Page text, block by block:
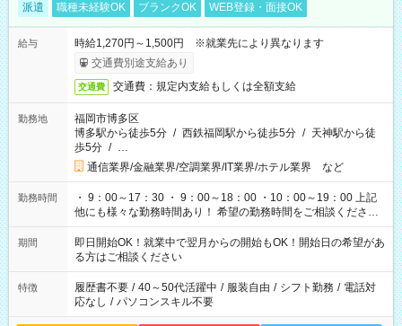
派遣 職種未経験OK ブランクOK WEB登録・面接OK
給与
時給1,270円～1,500円 ※就業先により異なります
交通費別途支給あり
交通費 交通費：規定内支給もしくは全額支給
勤務地
福岡市博多区
博多駅から徒歩5分 / 西鉄福岡駅から徒歩5分 / 天神駅から徒
歩5分 / …
通信業界/金融業界/空調業界/IT業界/ホテル業界 など
勤務時間
・ 9：00～17：30 ・ 9：00～18：00 ・10：00～19：00 上記
他にも様々な勤務時間あり！ 希望の勤務時間をご相談ください
★高収入！夜勤希望の方には 23：00 ～ 翌9：00 etc ※夜間帯
のお仕事は、深夜割増手当あり （22：00～翌5：00は時給
25％UP）
期間
即日開始OK！就業中で翌月からの開始もOK！開始日の希望があ
る方はご相談ください
特徴 履歴書不要 / 40～50代活躍中 / 服装自由 / シフト勤務 / 電話対
応なし / パソコンスキル不要